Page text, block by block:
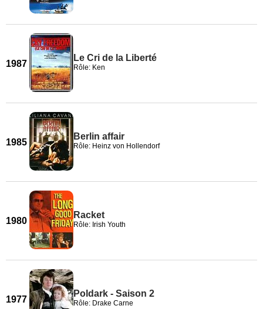
1987
Le Cri de la Liberté
Rôle: Ken
1985
Berlin affair
Rôle: Heinz von Hollendorf
1980
Racket
Rôle: Irish Youth
1977
Poldark - Saison 2
Rôle: Drake Carne